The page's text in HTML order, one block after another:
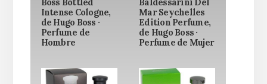
Boss Bottled
Intense Cologne,
de Hugo Boss ·
Perfume de
Hombre
Baldessarini Del
Mar Seychelles
Edition Perfume,
de Hugo Boss ·
Perfume de Mujer